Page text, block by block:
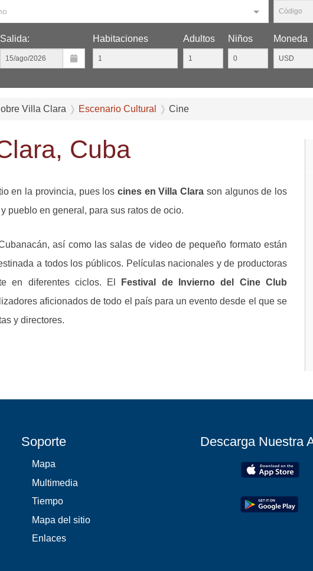
Salida: Habitaciones Adultos Niños Moneda
Villa Clara Escenario Cultural Cine
Cuba
en la provincia, pues los cines en Villa Clara son algunos de los
pueblo en general, para sus ratos de ocio.
así como las salas de video de pequeño formato están
a todos los públicos. Películas nacionales y de productoras
en diferentes ciclos. El
Festival de Invierno del Cine Club
aficionados de todo el país para un evento desde el que se
y directores.
Soporte
Mapa
Multimedia
Tiempo
Mapa del sitio
Enlaces
Descarga Nuestra